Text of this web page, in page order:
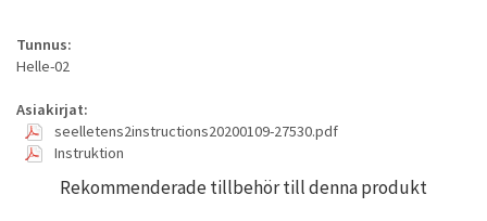
Tunnus:
Helle-02
Asiakirjat:
seelletens2instructions20200109-27530.pdf
Instruktion
Rekommenderade tillbehör till denna produkt